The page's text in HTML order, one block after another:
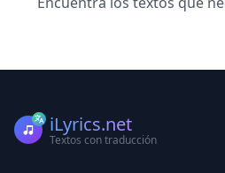
iLyrics.net
Textos con traducción